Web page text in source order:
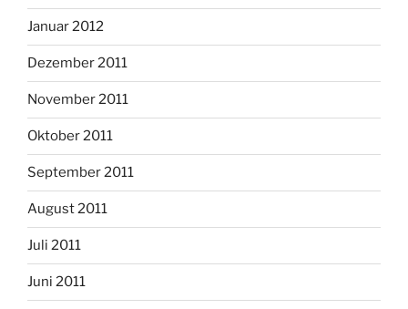
Januar 2012
Dezember 2011
November 2011
Oktober 2011
September 2011
August 2011
Juli 2011
Juni 2011